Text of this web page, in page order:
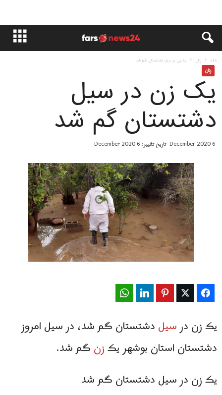
خانه زنان یک زن در سیل دشتستان گم شد
زنان
یک زن در سیل
دشتستان گم شد
6 December 2020 تاریخ تغییر: 6 December 2020
Facebook
Twitter
Pinterest
LinkedIn
یک زن درسیلدشتستان گم شد، در سیل امروز
دشتستان استان بوشهر یکزنگم شد.
یک زن در سیل دشتستان گم شد